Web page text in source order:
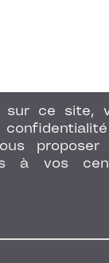
sur ce site,
proposer
à vos